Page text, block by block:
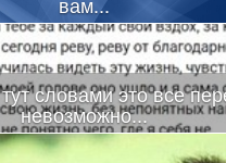
словами это все
невозможно...